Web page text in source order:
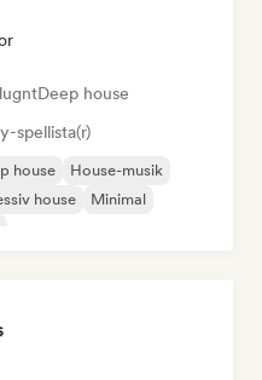
Deep house
spellista(r)
house
House-musik
house
Minimal